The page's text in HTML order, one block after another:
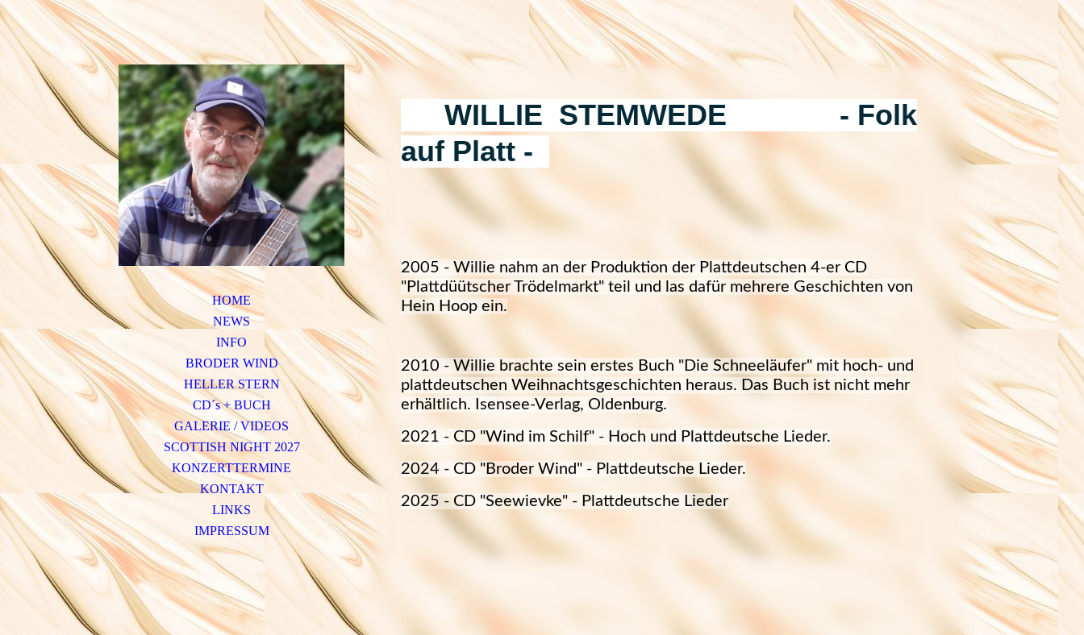
HOME
NEWS
INFO
BRODER WIND
HELLER STERN
CD´s + BUCH
GALERIE / VIDEOS
SCOTTISH NIGHT 2027
KONZERTTERMINE
KONTAKT
LINKS
IMPRESSUM
WILLIE STEMWEDE - Folk
auf Platt -
2005 - Willie nahm an der Produktion der Plattdeutschen 4-er CD
"Plattdüütscher Trödelmarkt" teil und las dafür mehrere Geschichten von
Hein Hoop ein.
2010 - Willie brachte sein erstes Buch "Die Schneeläufer" mit hoch- und
plattdeutschen Weihnachtsgeschichten heraus. Das Buch ist nicht mehr
erhältlich. Isensee-Verlag, Oldenburg.
2021 - CD "Wind im Schilf" - Hoch und Plattdeutsche Lieder.
2024 - CD "Broder Wind" - Plattdeutsche Lieder.
2025 - CD "Seewievke" - Plattdeutsche Lieder